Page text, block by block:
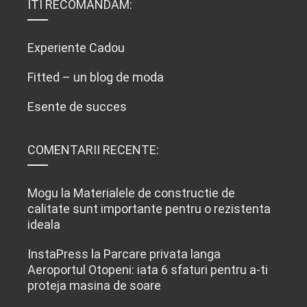
ITI RECOMANDAM:
Experiente Cadou
Fitted – un blog de moda
Esente de succes
COMENTARII RECENTE:
Mogu la Materialele de constructie de
calitate sunt importante pentru o rezistenta
ideala
InstaPress la Parcare privata langa
Aeroportul Otopeni: iata 6 sfaturi pentru a-ti
proteja masina de soare